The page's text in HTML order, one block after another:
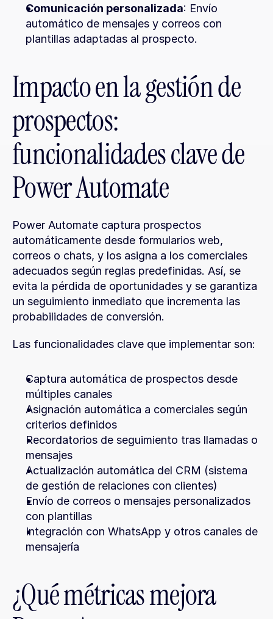
Comunicación personalizada: Envío
automático de mensajes y correos con
plantillas adaptadas al prospecto.
Impacto en la gestión de
prospectos:
funcionalidades clave de
Power Automate
Power Automate captura prospectos
automáticamente desde formularios web,
correos o chats, y los asigna a los comerciales
adecuados según reglas predefinidas. Así, se
evita la pérdida de oportunidades y se garantiza
un seguimiento inmediato que incrementa las
probabilidades de conversión.
Las funcionalidades clave que implementar son:
Captura automática de prospectos desde
múltiples canales
Asignación automática a comerciales según
criterios definidos
Recordatorios de seguimiento tras llamadas o
mensajes
Actualización automática del CRM (sistema
de gestión de relaciones con clientes)
Envío de correos o mensajes personalizados
con plantillas
Integración con WhatsApp y otros canales de
mensajería
¿Qué métricas mejora